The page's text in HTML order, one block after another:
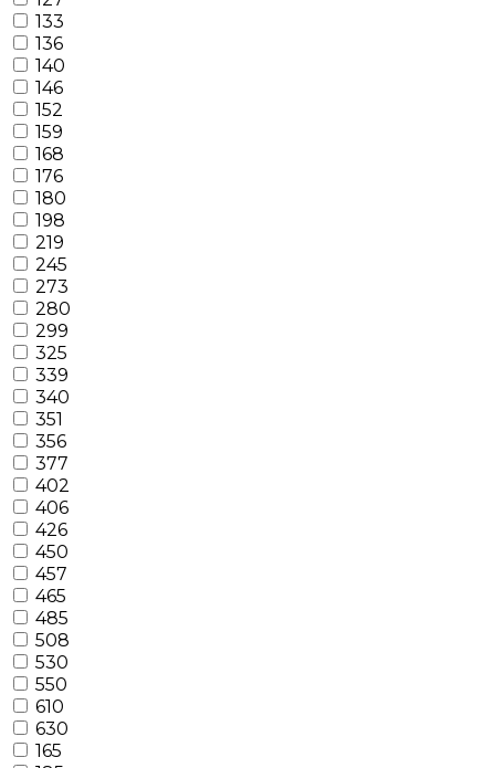
133
136
140
146
152
159
168
176
180
198
219
245
273
280
299
325
339
340
351
356
377
402
406
426
450
457
465
485
508
530
550
610
630
165